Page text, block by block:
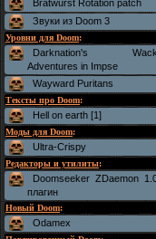
Bratwurst Rotation patch
Звуки из Doom 3
Уровни для Doom:
Darknation's
Adventures in Impse
Wayward Puritans
Тексты про Doom:
Hell on earth [1]
Моды для Doom:
Ultra-Crispy
Редакторы и утилиты:
Doomseeker ZDaemon
плагин
Новый Doom:
Odamex